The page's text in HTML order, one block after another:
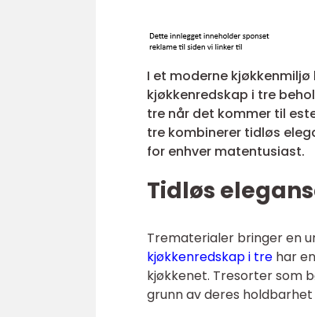
I et moderne
kjøkkenredskap i tre
tre når det kommer til
tre kombinerer tidløs
for enhver matentusiast.
Tidløs
Trematerialer bringer en
kjøkkenredskap i tre har
kjøkkenet. Tresorter som
grunn av deres